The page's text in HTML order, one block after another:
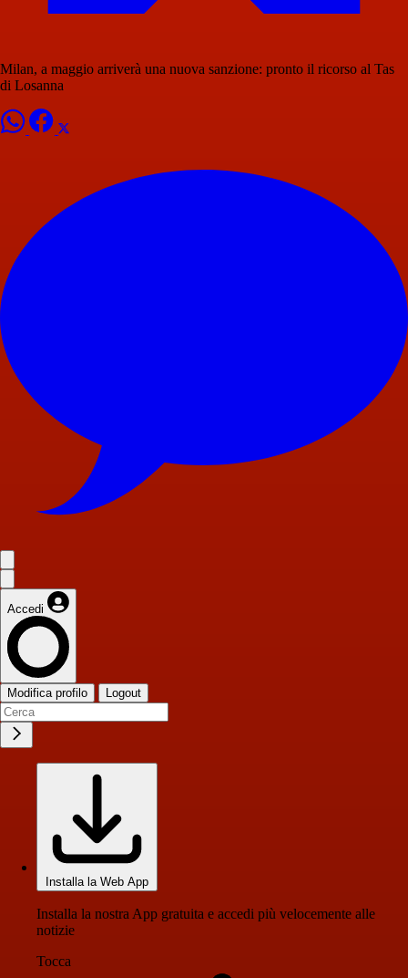
Milan, a maggio arriverà una nuova sanzione: pronto il ricorso al Tas
di Losanna
Accedi
Modifica profilo Logout
Installa la Web App
Installa la nostra App gratuita e accedi più velocemente alle
notizie
Tocca